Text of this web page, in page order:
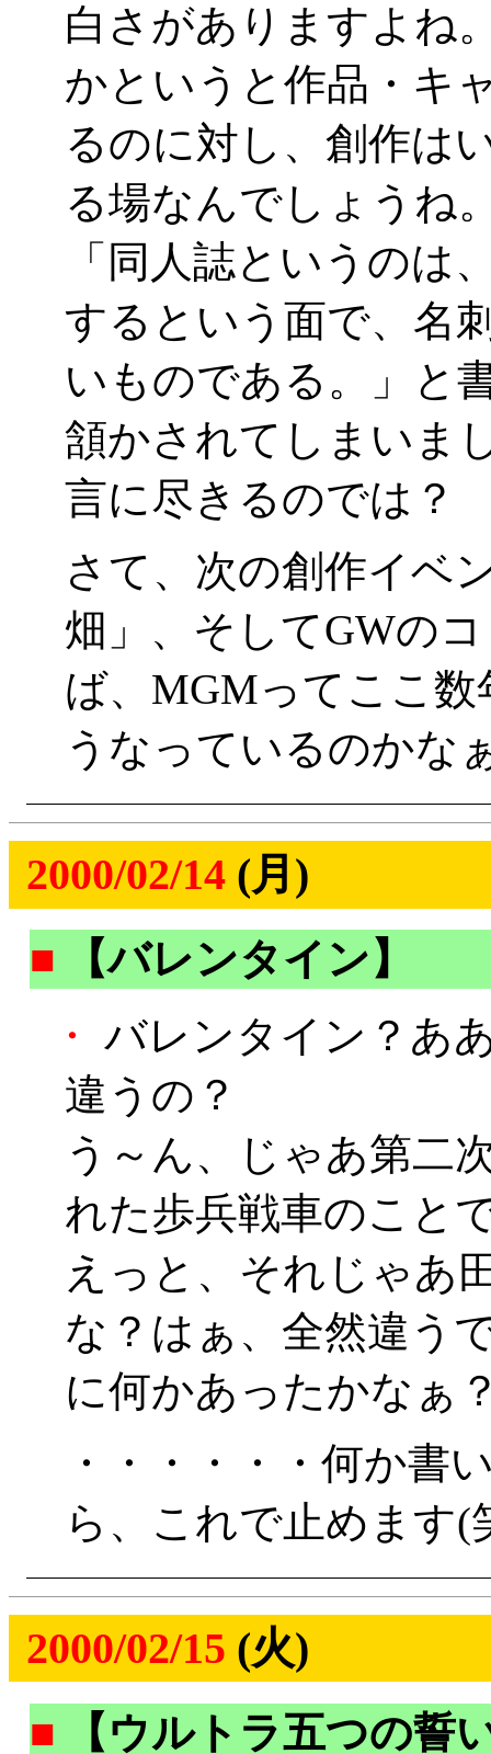
白さがありますよね
かというと作品・キ
るのに対し、創作は
る場なんでしょうね
「同人誌というのは
するという面で、名
いものである。」と
頷かされてしまいま
言に尽きるのでは？
さて、次の創作イベ
畑」、そしてGWの
ば、MGMってここ
うなっているのかな
2000/02/14 (月)
■
【バレンタイン】
・
バレンタイン？あ
違うの？
う～ん、じゃあ第二
れた歩兵戦車のこと
えっと、それじゃあ
な？はぁ、全然違う
に何かあったかなぁ
・・・・・・何か書
ら、これで止めます(
2000/02/15 (火)
■ 【ウルトラ五つの誓